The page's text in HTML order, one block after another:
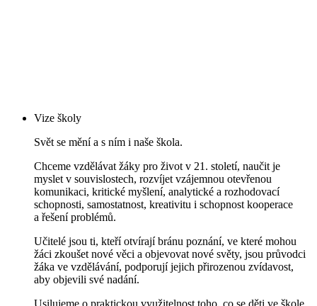
Vize školy
Svět se mění a s ním i naše škola.
Chceme vzdělávat žáky pro život v 21. století, naučit je
myslet v souvislostech, rozvíjet vzájemnou otevřenou
komunikaci, kritické myšlení, analytické a rozhodovací
schopnosti, samostatnost, kreativitu i schopnost kooperace
a řešení problémů.
Učitelé jsou ti, kteří otvírají bránu poznání, ve které mohou
žáci zkoušet nové věci a objevovat nové světy, jsou průvodci
žáka ve vzdělávání, podporují jejich přirozenou zvídavost,
aby objevili své nadání.
Usilujeme o praktickou využitelnost toho, co se děti ve škole